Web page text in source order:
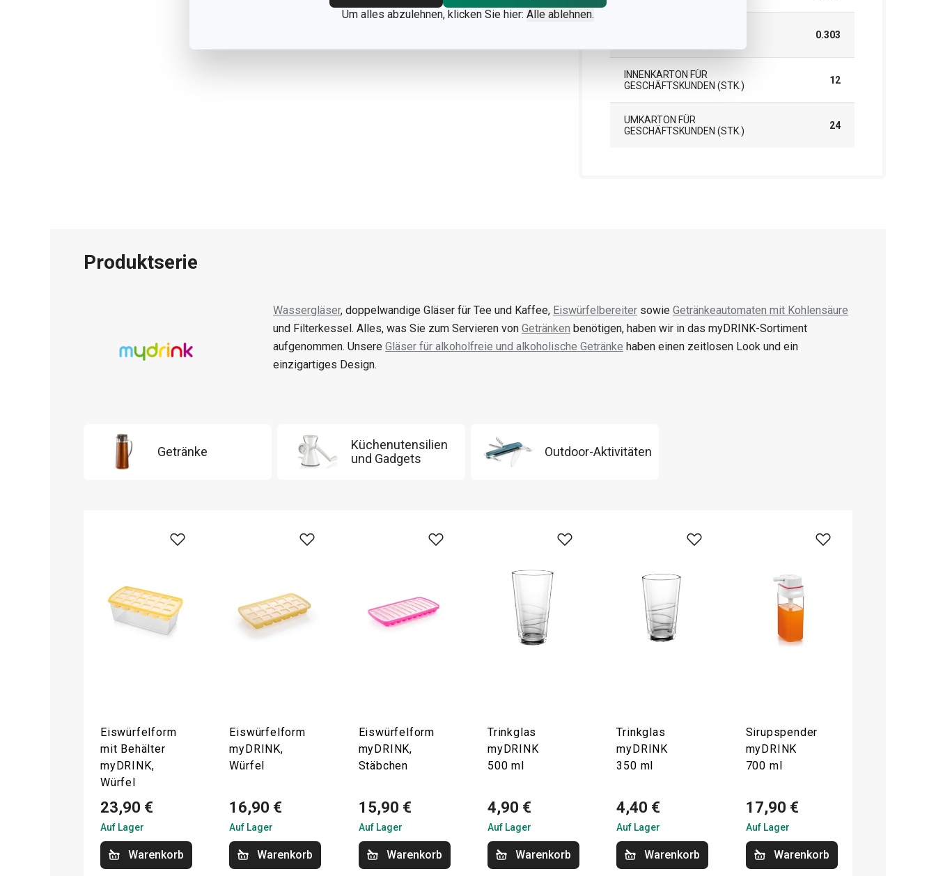
Um alles abzulehnen, klicken Sie hier: Alle ablehnen.
0.303
INNENKARTON FÜR
GESCHÄFTSKUNDEN (STK.)
12
UMKARTON FÜR
GESCHÄFTSKUNDEN (STK.)
24
Produktserie
Wassergläser, doppelwandige Gläser für Tee und Kaffee, Eiswürfelbereiter sowie Getränkeautomaten mit Kohlensäure
und Filterkessel. Alles, was Sie zum Servieren von Getränken benötigen, haben wir in das myDRINK-Sortiment
aufgenommen. Unsere Gläser für alkoholfreie und alkoholische Getränke haben einen zeitlosen Look und ein
einzigartiges Design.
Getränke
Küchenutensilien
und Gadgets
Outdoor-Aktivitäten
Eiswürfelform
mit Behälter
myDRINK,
Würfel
23,90 €
Auf Lager
Warenkorb
Eiswürfelform
myDRINK,
Würfel
16,90 €
Auf Lager
Warenkorb
Eiswürfelform
myDRINK,
Stäbchen
15,90 €
Auf Lager
Warenkorb
Trinkglas
myDRINK
500 ml
4,90 €
Auf Lager
Warenkorb
Trinkglas
myDRINK
350 ml
4,40 €
Auf Lager
Warenkorb
Sirupspender
myDRINK
700 ml
17,90 €
Auf Lager
Warenkorb